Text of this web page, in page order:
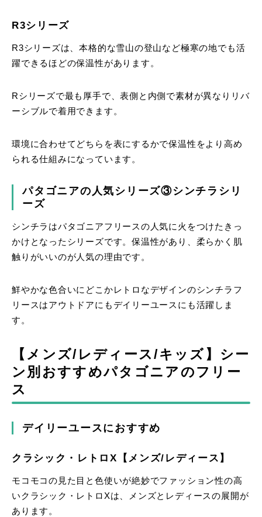
R3シリーズ
R3シリーズは、本格的な雪山の登山など極寒の地でも活
躍できるほどの保温性があります。
Rシリーズで最も厚手で、表側と内側で素材が異なりリバ
ーシブルで着用できます。
環境に合わせてどちらを表にするかで保温性をより高め
られる仕組みになっています。
パタゴニアの人気シリーズ③シンチラシリ
ーズ
シンチラはパタゴニアフリースの人気に火をつけたきっ
かけとなったシリーズです。保温性があり、柔らかく肌
触りがいいのが人気の理由です。
鮮やかな色合いにどこかレトロなデザインのシンチラフ
リースはアウトドアにもデイリーユースにも活躍しま
す。
【メンズ/レディース/キッズ】シー
ン別おすすめパタゴニアのフリー
ス
デイリーユースにおすすめ
クラシック・レトロX【メンズ/レディース】
モコモコの見た目と色使いが絶妙でファッション性の高
いクラシック・レトロXは、メンズとレディースの展開が
あります。